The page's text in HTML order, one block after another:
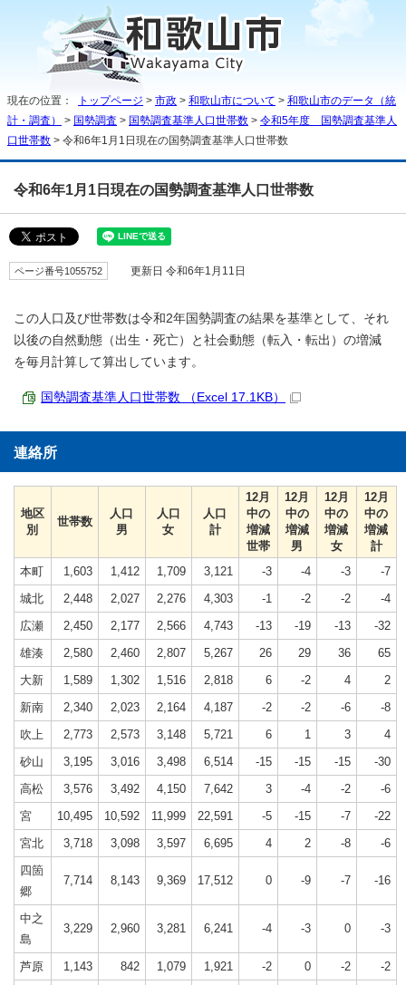
現在の位置： トップページ > 市政 > 和歌山市について > 和歌山市のデータ（統
計・調査）
> 国勢調査 > 国勢調査基準人口世帯数 > 令和5年度 国勢調査基準人
口世帯数 > 令和6年1月1日現在の国勢調査基準人口世帯数
令和6年1月1日現在の国勢調査基準人口世帯数
ページ番号1055752 更新日 令和6年1月11日
この人口及び世帯数は令和2年国勢調査の結果を基準として、それ
以後の自然動態（出生・死亡）と社会動態（転入・転出）の増減
を毎月計算して算出しています。
国勢調査基準人口世帯数 （Excel 17.1KB）
連絡所
地区
別
世帯数
人口
男
人口
女
人口
計
12月
中の
増減
世帯
12月
中の
増減
男
12月
中の
増減
女
12月
中の
増減
計
本町
1,603 1,412 1,709 3,121 -3 -4 -3
-7
城北
2,448 2,027 2,276 4,303 -1 -2 -2
-4
広瀬
2,450 2,177 2,566 4,743 -13 -19 -13
-32
雄湊
2,580 2,460 2,807 5,267 26 29 36
65
大新
1,589 1,302 1,516 2,818 6 -2 4
2
新南
2,340 2,023 2,164 4,187 -2 -2 -6
-8
吹上
2,773 2,573 3,148 5,721 6 1 3
4
砂山
3,195 3,016 3,498 6,514 -15 -15 -15
-30
高松
3,576 3,492 4,150 7,642 3 -4 -2
-6
宮
10,495 10,592 11,999 22,591 -5 -15 -7
-22
宮北
3,718 3,098 3,597 6,695 4 2 -8
-6
四箇
郷
7,714 8,143 9,369 17,512 0 -9 -7 -16
中之
島
3,229 2,960 3,281 6,241 -4 -3 0 -3
芦原 1,143 842 1,079 1,921 -2 0 -2
-2